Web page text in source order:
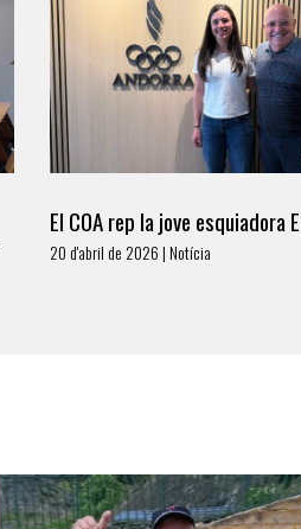
El COA rep la jove esquiadora
20 d'abril de 2026 | Notícia